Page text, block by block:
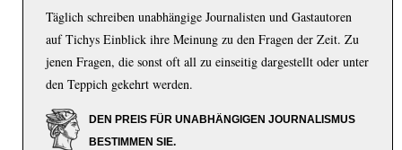
Täglich schreiben unabhängige Journalisten und Gastautoren
auf Tichys Einblick ihre Meinung zu den Fragen der Zeit. Zu
jenen Fragen, die sonst oft all zu einseitig dargestellt oder unter
den Teppich gekehrt werden.
DEN PREIS FÜR UNABHÄNGIGEN JOURNALISMUS
BESTIMMEN SIE.